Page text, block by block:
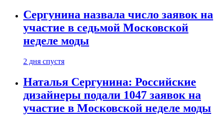
Сергунина назвала число заявок на
участие в седьмой Московской
неделе моды
2 дня спустя
Наталья Сергунина: Российские
дизайнеры подали 1047 заявок на
участие в Московской неделе моды